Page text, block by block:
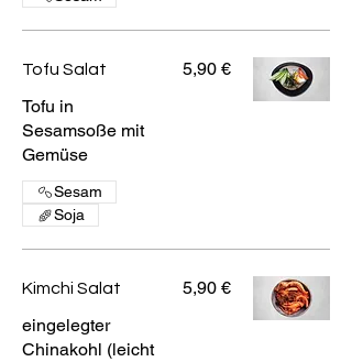
Tofu Salat
Tofu in
Sesamsoße mit
Gemüse
5,90 €
Sesam
Soja
Kimchi Salat
eingelegter
Chinakohl (leicht
5,90 €